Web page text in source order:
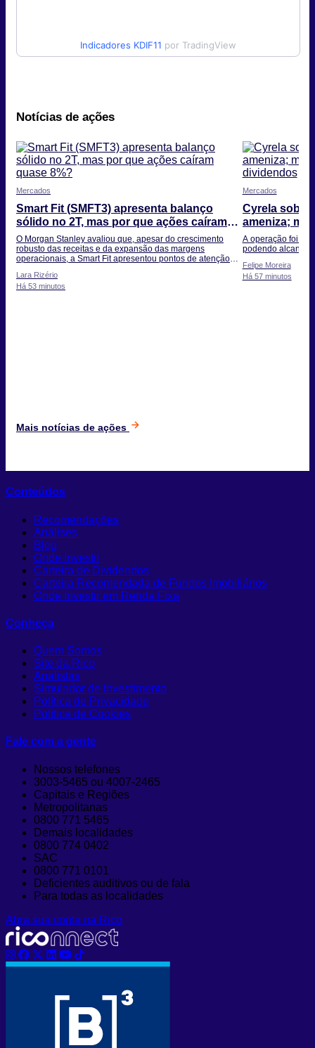
Indicadores KDIF11 por TradingView
Notícias de ações
Mercados
Smart Fit (SMFT3) apresenta balanço
sólido no 2T, mas por que ações caíram
quase 8%?
O Morgan Stanley avaliou que, apesar do crescimento
robusto das receitas e da expansão das margens
operacionais, a Smart Fit apresentou pontos de atenção
Lara Rizério
Há 53 minutos
Mercados
Cyrela sobe
ameniza;
dividendos
A operação foi
podendo alcançar
Felipe Moreira
Há 57 minutos
Mais notícias de ações
Conteúdos
Recomendações
Análises
Blog
Onde Investir
Carteira de Dividendos
Carteira Recomendada de Fundos Imobiliários
Onde Investir em Renda Fixa
Conheça
Quem Somos
Site da Rico
Analistas
Simulador de investimento
Política de Privacidade
Política de Cookies
Fale com a gente
Nossos telefones
3003-5465 ou 4007-2465
Capitais e Regiões
Metropolitanas
0800 771 5465
Demais localidades
0800 774 0402
SAC
0800 771 0101
Deficientes auditivos ou de fala
Para todas as localidades
Abra sua conta na Rico